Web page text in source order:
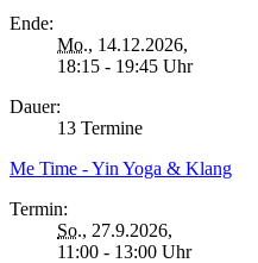
Ende:
Mo., 14.12.2026,
18:15 - 19:45 Uhr
Dauer:
13 Termine
Me Time - Yin Yoga & Klang
Termin:
So., 27.9.2026,
11:00 - 13:00 Uhr